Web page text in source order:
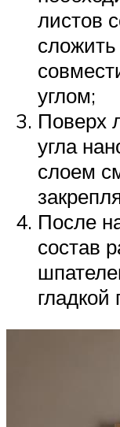
листов
углом;
Поверх
угла
слоем
После
состав
гладкой